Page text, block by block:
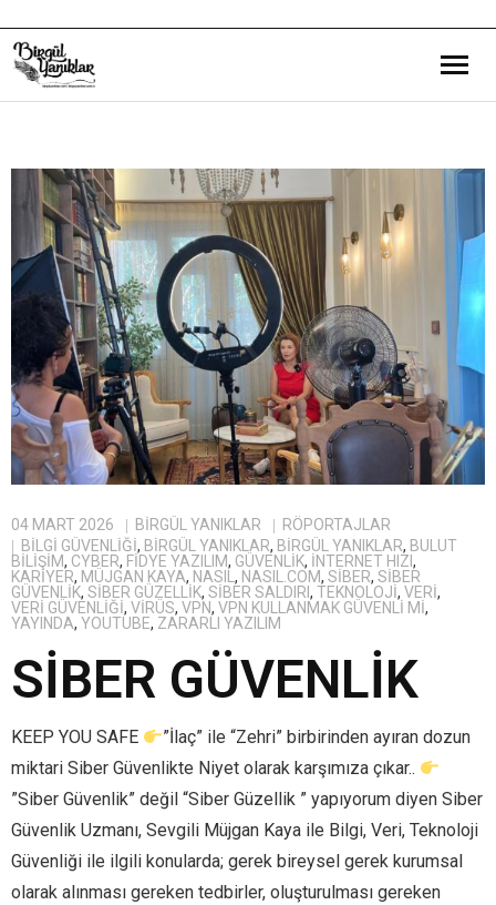
Eğitim Yazılarım
Gezi ve Kültür Yazılarım
Röportajlarım
Destek Olduğum Projeler
Yürüttüğüm Projeler
04 MART 2026 BIRGÜL YANIKLAR
RÖPORTAJLAR
BILGI GÜVENLIĞI, BİRGÜL YANIKLAR, BIRGÜL YANIKLAR, BULUT
BILIŞIM, CYBER, FIDYE YAZILIM, GÜVENLIK, INTERNET HIZI ,
KARIYER, MÜJGAN KAYA, NASIL, NASIL.COM, SIBER, SIBER
GÜVENLIK, SIBER GÜZELLIK, SIBER SALDIRI , TEKNOLOJI, VERI,
VERI GÜVENLIĞI, VIRÜS, VPN, VPN KULLANMAK GÜVENLI MI,
YAYINDA, YOUTUBE, ZARARLI YAZILIM
SİBER GÜVENLİK
KEEP YOU SAFE
”İlaç” ile “Zehri” birbirinden ayıran dozun
miktari Siber Güvenlikte Niyet olarak karşımıza çıkar..
”Siber Güvenlik” değil “Siber Güzellik ” yapıyorum diyen Siber
Güvenlik Uzmanı, Sevgili Müjgan Kaya ile Bilgi, Veri, Teknoloji
Güvenliği ile ilgili konularda; gerek bireysel gerek kurumsal
olarak alınması gereken tedbirler, oluşturulması gereken